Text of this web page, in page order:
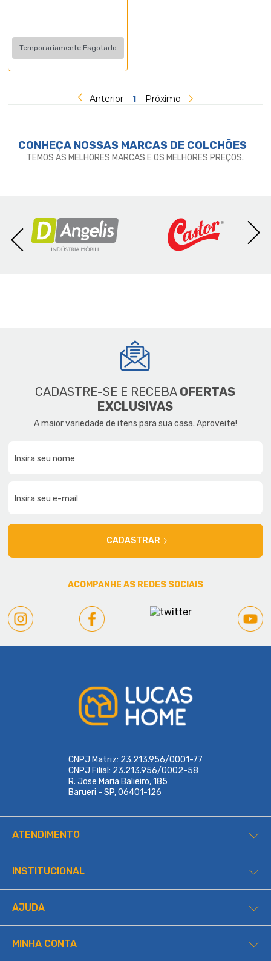
Temporariamente Esgotado
Anterior 1 Próximo
CONHEÇA NOSSAS MARCAS DE COLCHÕES
TEMOS AS MELHORES MARCAS E OS MELHORES PREÇOS.
CADASTRE-SE E RECEBA OFERTAS
EXCLUSIVAS
A maior variedade de itens para sua casa. Aproveite!
CADASTRAR
ACOMPANHE AS REDES SOCIAIS
CNPJ Matriz: 23.213.956/0001-77
CNPJ Filial: 23.213.956/0002-58
R. Jose Maria Balieiro, 185
Barueri - SP, 06401-126
ATENDIMENTO
INSTITUCIONAL
AJUDA
MINHA CONTA